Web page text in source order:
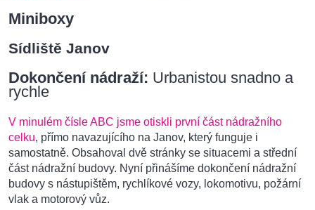
Miniboxy
Sídliště Janov
Dokončení nádraží: Urbanistou snadno a
rychle
V minulém čísle ABC jsme otiskli první část nádražního
celku, přímo navazujícího na Janov, který funguje i
samostatně. Obsahoval dvě stránky se situacemi a střední
část nádražní budovy. Nyní přinášíme dokončení nádražní
budovy s nástupištěm, rychlíkové vozy, lokomotivu, požární
vlak a motorový vůz.